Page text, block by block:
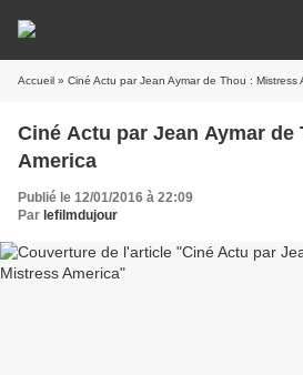
Accueil » Ciné Actu par Jean Aymar de Thou : Mistress
Ciné Actu par Jean Aymar de
America
Publié le 12/01/2016 à 22:09
Par lefilmdujour